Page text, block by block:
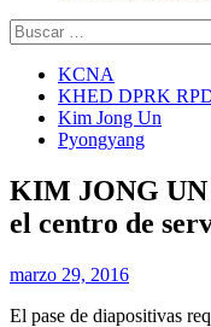
Buscar:
KCNA
KHED DPRK
Kim Jong Un
Pyongyang
KIM JONG
el centro de
marzo 29, 2016
El pase de diapositivas